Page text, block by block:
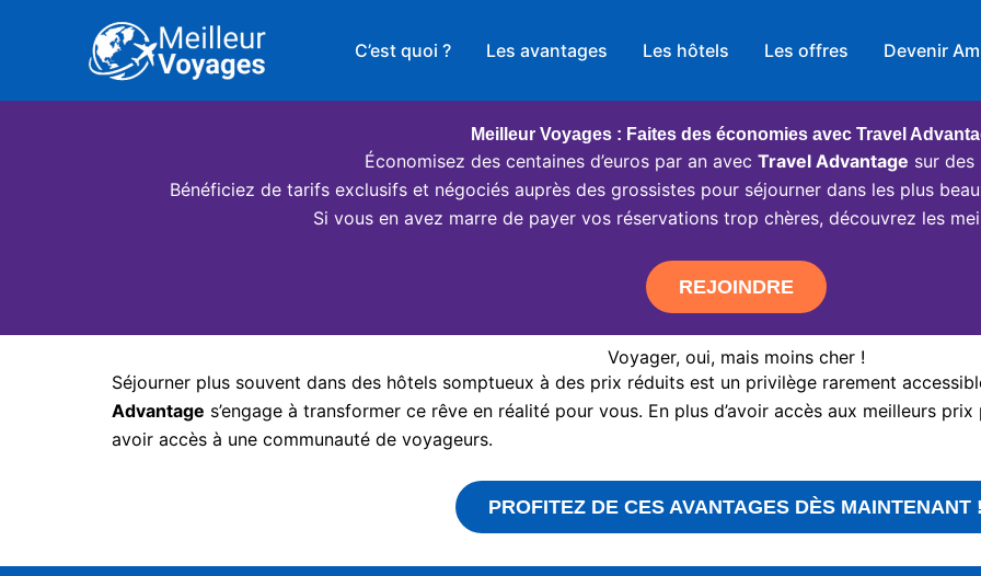
C’est quoi ? Les avantages Les hôtels Les offres Devenir
Meilleur Voyages : Faites des économies avec Travel
Économisez des centaines d’euros par an avec Travel Advantage sur des
Bénéficiez de tarifs exclusifs et négociés auprès des grossistes pour séjourner dans les plus
Si vous en avez marre de payer vos réservations trop chères, découvrez les
REJOINDRE
Voyager, oui, mais moins cher !
Séjourner plus souvent dans des hôtels somptueux à des prix réduits est un privilège rarement
Advantage s’engage à transformer ce rêve en réalité pour vous. En plus d’avoir accès aux meilleurs
avoir accès à une communauté de voyageurs.
PROFITEZ DE CES AVANTAGES DÈS MAINTENANT